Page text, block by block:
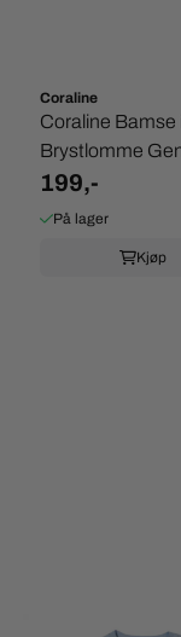
Coraline
Coraline Bamse
Brystlomme
199,-
På lager
Kjøp